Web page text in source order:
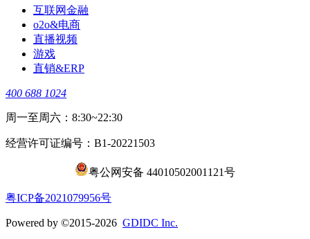
互联网金融
o2o&电商
直播视频
游戏
直销&ERP
400 688 1024
周一至周六：8:30~22:30
经营许可证编号：B1-20221503
粤公网安备 44010502001121号
​粤ICP备2021079956号
Powered by ©2015-2026 GDIDC Inc.